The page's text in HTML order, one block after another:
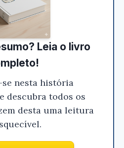
Leia o livro
nesta história
descubra todos os
desta uma leitura